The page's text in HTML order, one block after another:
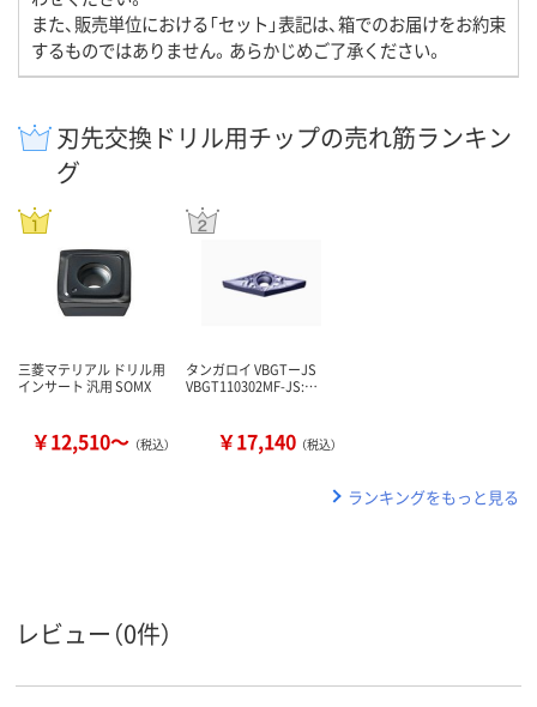
また、販売単位における「セット」表記は、箱でのお届けをお約束
するものではありません。あらかじめご了承ください。
刃先交換ドリル用チップの売れ筋ランキン
グ
三菱マテリアル ドリル用
インサート 汎用 SOMX
￥12,510～ （税込）
タンガロイ VBGTーJS
VBGT110302MF-JS:…
￥17,140 （税込）
ランキングをもっと見る
レビュー（0件）